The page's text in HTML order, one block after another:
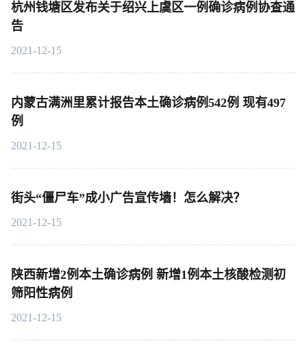
杭州钱塘区发布关于绍兴上虞区一例确诊病例协查通
告
2021-12-15
内蒙古满洲里累计报告本土确诊病例542例 现有497
例
2021-12-15
街头“僵尸车”成小广告宣传墙！怎么解决？
2021-12-15
陕西新增2例本土确诊病例 新增1例本土核酸检测初
筛阳性病例
2021-12-15